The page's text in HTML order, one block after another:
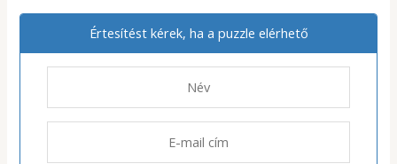
Értesítést kérek, ha a puzzle elérhető